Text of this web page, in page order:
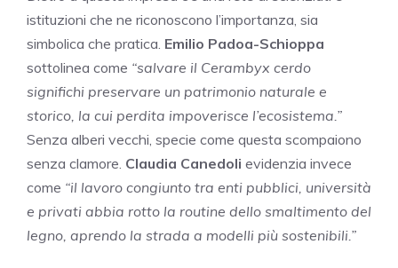
istituzioni che ne riconoscono l’importanza, sia
simbolica che pratica. Emilio Padoa-Schioppa
sottolinea come “salvare il Cerambyx cerdo
significhi preservare un patrimonio naturale e
storico, la cui perdita impoverisce l’ecosistema.”
Senza alberi vecchi, specie come questa scompaiono
senza clamore. Claudia Canedoli evidenzia invece
come “il lavoro congiunto tra enti pubblici, università
e privati abbia rotto la routine dello smaltimento del
legno, aprendo la strada a modelli più sostenibili.”